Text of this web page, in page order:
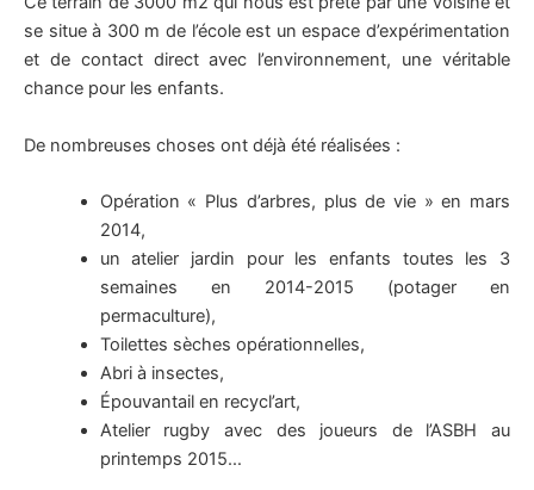
se situe à 300 m de l’école est un espace d’expérimentation
et de contact direct avec l’environnement, une véritable
chance pour les enfants.
De nombreuses choses ont déjà été réalisées :
Opération « Plus d’arbres, plus de vie » en mars
2014,
un atelier jardin pour les enfants toutes les 3
semaines en 2014-2015 (potager en
permaculture),
Toilettes sèches opérationnelles,
Abri à insectes,
Épouvantail en recycl’art,
Atelier rugby avec des joueurs de l’ASBH au
printemps 2015…